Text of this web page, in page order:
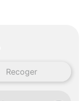
Recoger